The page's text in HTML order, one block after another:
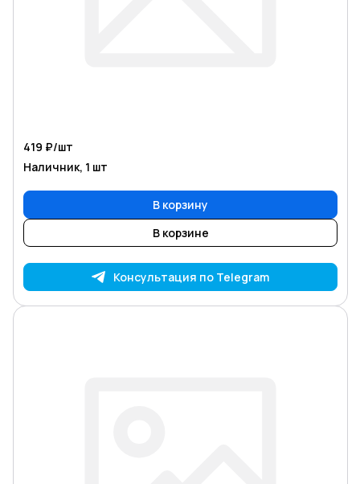
419 ₽/шт
Наличник, 1 шт
В корзину
В корзине
Консультация по Telegram